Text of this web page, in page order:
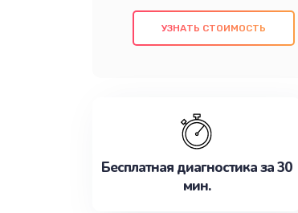
клиентам надежное и
потребности наилучшим
УЗНАТЬ СТОИМОСТЬ
Бесплатная диагностика за 30
мин.